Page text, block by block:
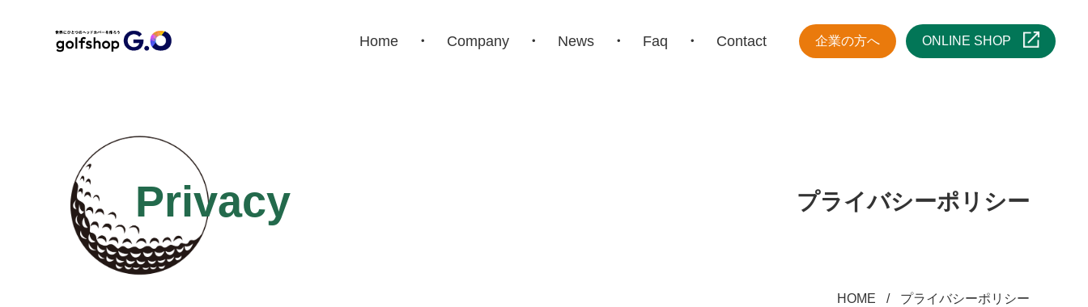
Home Company News Faq Contact 企業の方へ ONLINE SHOP
Privacy プライバシーポリシー
HOME プライバシーポリシー